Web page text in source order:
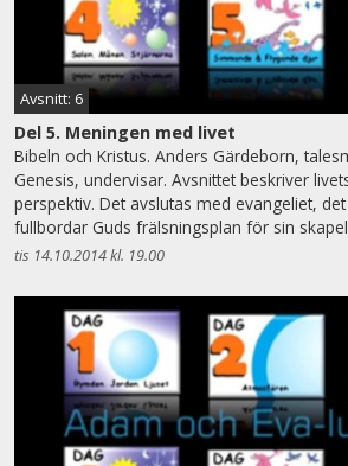
Avsnitt: 6
Del 5. Meningen med livet
Bibeln och Kristus. Anders Gärdeborn,
Genesis, undervisar. Avsnittet beskriver
perspektiv. Det avslutas med evangeliet,
fullbordar Guds frälsningsplan för sin
tis 14.10.2014 kl. 19.00